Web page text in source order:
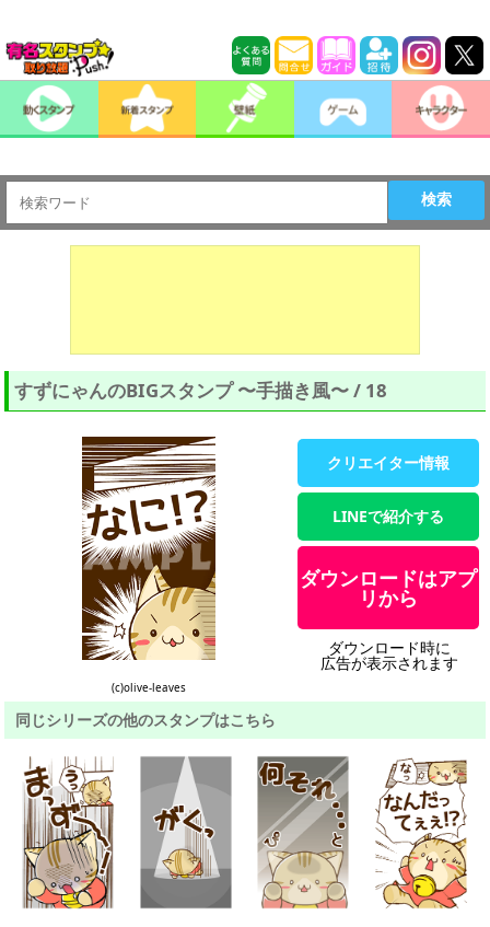
検索
すずにゃんのBIGスタンプ 〜手描き風〜 / 18
(c)olive-leaves
クリエイター情報
LINEで紹介する
ダウンロードはアプ
リから
ダウンロード時に
広告が表示されます
同じシリーズの他のスタンプはこちら